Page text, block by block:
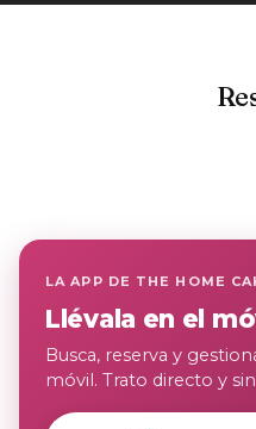
LA APP DE THE HOME
Llévala en el
Busca, reserva y
móvil. Trato directo y